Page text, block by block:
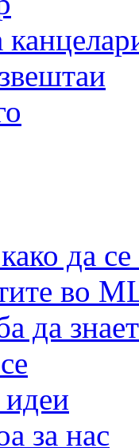
да
во
да
за нас